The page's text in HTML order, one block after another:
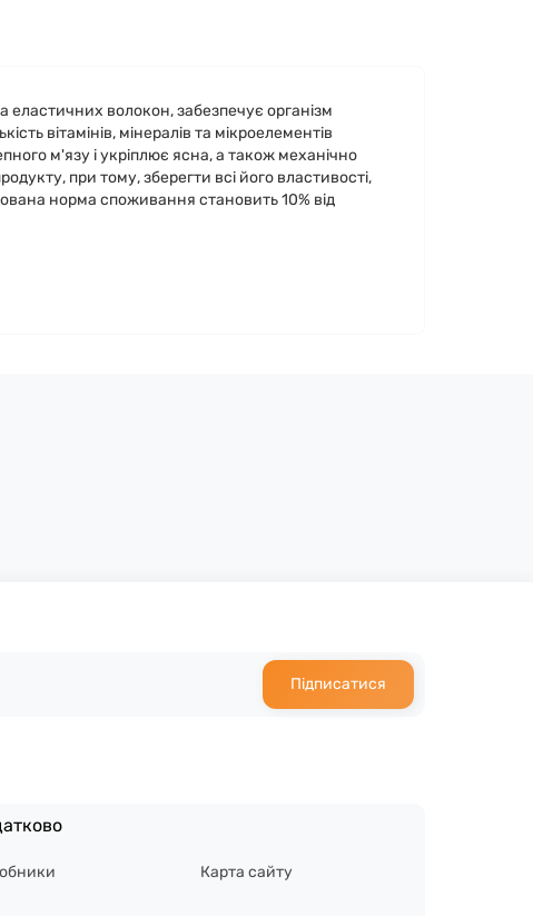
еластичних волокон, забезпечує організм
вітамінів, мінералів та мікроелементів
м'язу і укріплює ясна, а також механічно
при тому, зберегти всі його властивості,
норма споживання становить 10% від
Підписатися
Карта сайту